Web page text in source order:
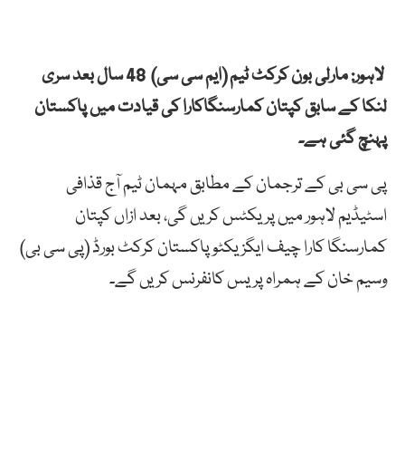
لاہور: مارلی بون کرکٹ ٹیم (ایم سی سی) 48 سال بعد سری
لنکا کے سابق کپتان کمارسنگاکارا کی قیادت میں پاکستان
پہنچ گئی ہے۔
پی سی بی کے ترجمان کے مطابق مہمان ٹیم آج قذافی
اسٹیڈیم لاہور میں پریکٹس کریں گی، بعد ازاں کپتان
کمارسنگا کارا چیف ایگزیکٹو پاکستان کرکٹ بورڈ (پی سی بی)
وسیم خان کے ہمراہ پریس کانفرنس کریں گے۔